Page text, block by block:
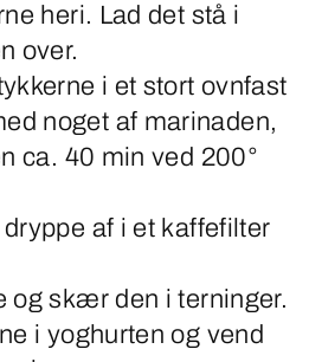
heri. Lad det stå i
over.
i et stort ovnfast
noget af marinaden,
ca. 40 min ved 200°
af i et kaffefilter
og skær den i terninger.
i yoghurten og vend